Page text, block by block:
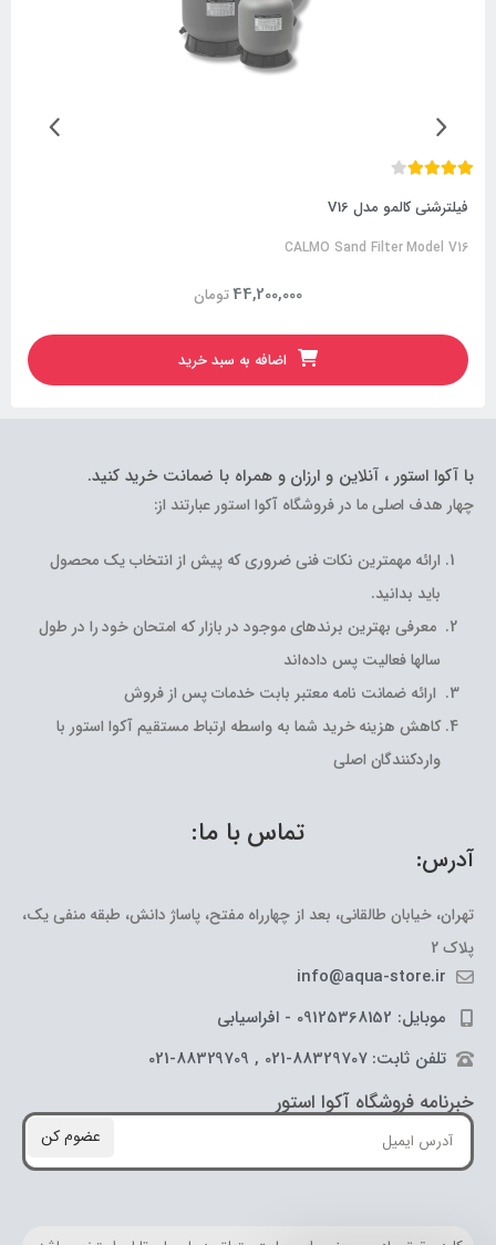
فیلترشنی کالمو مدل V16
CALMO Sand Filter Model V16
تومان44,200,000
اضافه به سبد خرید
با آکوا استور ، آنلاین و ارزان و همراه با ضمانت خرید کنید.
چهار هدف اصلی ما در فروشگاه آکوا استور عبارتند از:
ارائه مهمترین نکات فنی ضروری که پیش از انتخاب یک محصول
باید بدانید.
معرفی بهترین برندهای موجود در بازار که امتحان خود را در طول
سالها فعالیت پس داده‌اند
ارائه ضمانت نامه معتبر بابت خدمات پس از فروش
کاهش هزینه خرید شما به واسطه ارتباط مستقیم آکوا استور با
واردکنندگان اصلی
تماس با ما:
آدرس:
تهران، خیابان طالقانی، بعد از چهارراه مفتح، پاساژ دانش، طبقه منفی یک،
پلاک 2
info@aqua-store.ir
موبایل: 09125368152 - افراسیابی
تلفن ثابت: 88329707-021 , 88329709-021
خبرنامه فروشگاه آکوا استور
عضوم کن